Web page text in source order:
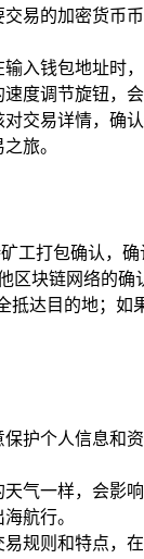
易的加密货币
入钱包地址时
度调节旋钮，
交易详情，确
旅。
工打包确认，
块链网络的
达目的地；
护个人信息和
气一样，会影
航行。
规则和特点，